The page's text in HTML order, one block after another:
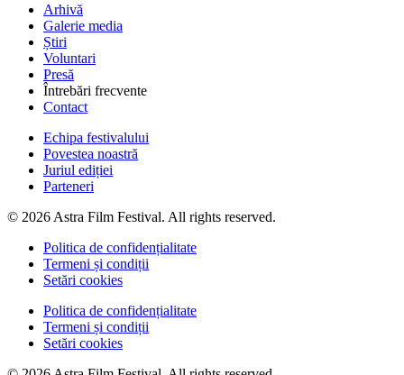
Arhivă
Galerie media
Știri
Voluntari
Presă
Întrebări frecvente
Contact
Echipa festivalului
Povestea noastră
Juriul ediției
Parteneri
© 2026 Astra Film Festival. All rights reserved.
Politica de confidențialitate
Termeni și condiții
Setări cookies
Politica de confidențialitate
Termeni și condiții
Setări cookies